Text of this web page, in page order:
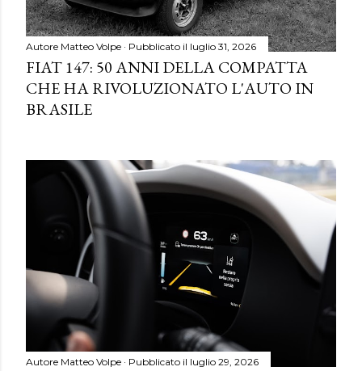
Autore Matteo Volpe Pubblicato il luglio 31, 2026
FIAT 147: 50 ANNI DELLA COMPATTA
CHE HA RIVOLUZIONATO L'AUTO IN
BRASILE
Autore Matteo Volpe Pubblicato il luglio 29, 2026